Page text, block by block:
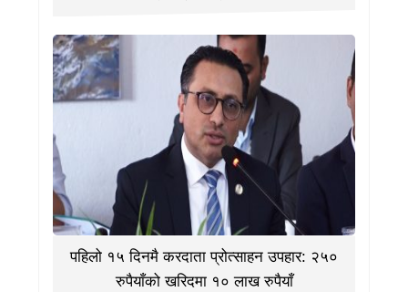
पहिलो १५ दिनमै करदाता प्रोत्साहन उपहार: २५०
रुपैयाँको खरिदमा १० लाख रुपैयाँ